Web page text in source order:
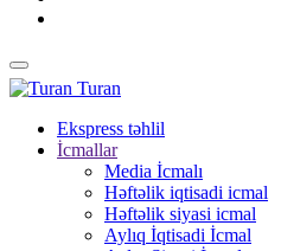
Turan
Ekspress təhlil
İcmallar
Media İcmalı
Həftəlik iqtisadi icmal
Həftəlik siyasi icmal
Aylıq İqtisadi İcmal